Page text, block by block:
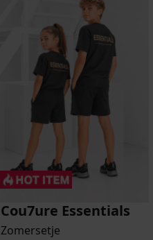
Cou7ure Essentials
Zomersetje